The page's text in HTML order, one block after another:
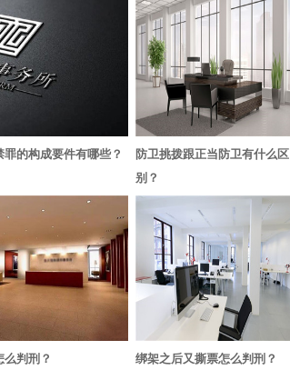
罪的构成要件有哪些？
防卫挑拨跟正当防卫有什么区
别？
么判刑？ 绑架之后又撕票怎么判刑？